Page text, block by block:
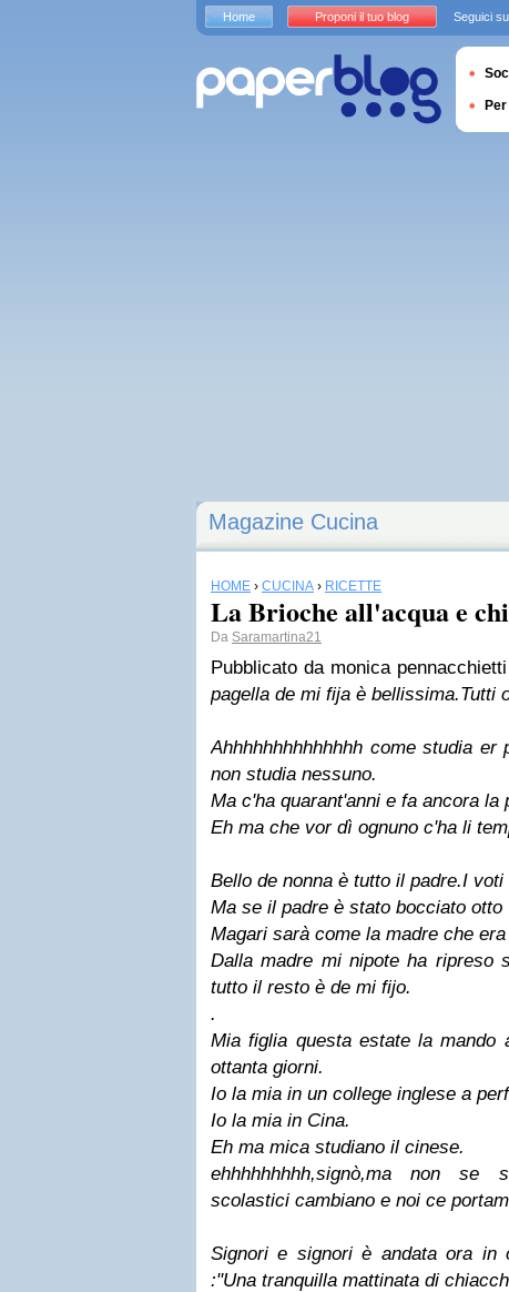
Magazine Cucina
HOME › CUCINA › RICETTE
La Brioche all'acqua e
Da Saramartina21
Pubblicato da monica pennacchietti
pagella de mi fija è bellissima.Tutti
Ahhhhhhhhhhhhhh come studia
non studia nessuno.
Ma c'ha quarant'anni e fa ancora la
Eh ma che vor dì ognuno c'ha li
Bello de nonna è tutto il padre.I voti
Ma se il padre è stato bocciato otto
Magari sarà come la madre che
Dalla madre mi nipote ha ripreso
tutto il resto è de mi fijo.
.
Mia figlia questa estate la
ottanta giorni.
Io la mia in un college inglese a
Io la mia in Cina.
Eh ma mica studiano il cinese.
ehhhhhhhhh,signò,ma non
scolastici cambiano e noi ce
Signori e signori è andata ora in
:"Una tranquilla mattinata di
Home Proponi il tuo blog Seguici su